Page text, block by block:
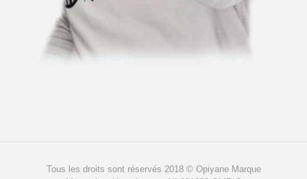
Tous les droits sont réservés 2018 © Opiyane Marque